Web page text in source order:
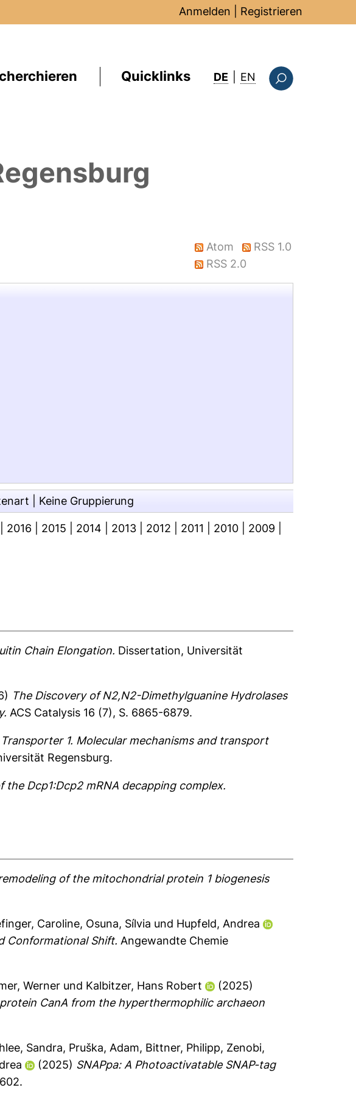
Anmelden Registrieren
Quicklinks DE EN : this page in
Atom
RSS 1.0
RSS 2.0
Keine Gruppierung
2016 2015 2014 2013 2012 2011 2010 2009
Chain Elongation. Dissertation, Universität
The Discovery of N2,N2-Dimethylguanine Hydrolases
ACS Catalysis 16 (7), S. 6865-6879.
1. Molecular mechanisms and transport
Regensburg.
Dcp1:Dcp2 mRNA decapping complex.
of the mitochondrial protein 1 biogenesis
Caroline, Osuna, Sílvia und Hupfeld, Andrea
Conformational Shift. Angewandte Chemie
Werner und Kalbitzer, Hans Robert
(2025)
CanA from the hyperthermophilic archaeon
Sandra, Pruška, Adam, Bittner, Philipp, Zenobi,
(2025) SNAPpa: A Photoactivatable SNAP-tag